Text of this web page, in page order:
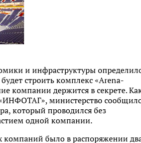
и инфраструктуры
строить комплекс «Аrena-
компании держится в секрете.
«ИНФОТАГ», министерство
который проводился без
одной компании.
компаний было в распоряжении